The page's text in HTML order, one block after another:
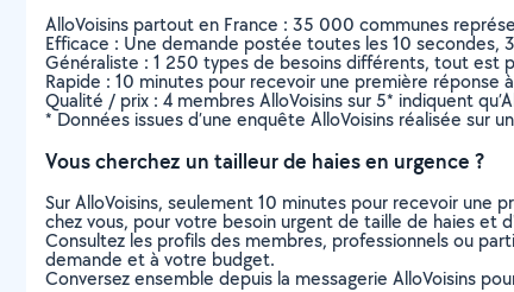
AlloVoisins partout en France : 35 000 communes
Efficace : Une demande postée toutes les 10 secondes,
Généraliste : 1 250 types de besoins différents, tout est
Rapide : 10 minutes pour recevoir une première réponse
Qualité / prix : 4 membres AlloVoisins sur 5* indiquent
* Données issues d’une enquête AlloVoisins réalisée sur
Vous cherchez un tailleur de haies en urgence ?
Sur AlloVoisins, seulement 10 minutes pour recevoir
chez vous, pour votre besoin urgent de taille de haies et
Consultez les profils des membres, professionnels ou
demande et à votre budget.
Conversez ensemble depuis la messagerie AlloVoisins